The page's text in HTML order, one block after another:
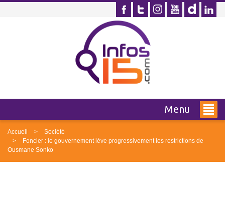
Menu
Accueil
Société
Foncier : le gouvernement lève progressivement les restrictions de
Ousmane Sonko